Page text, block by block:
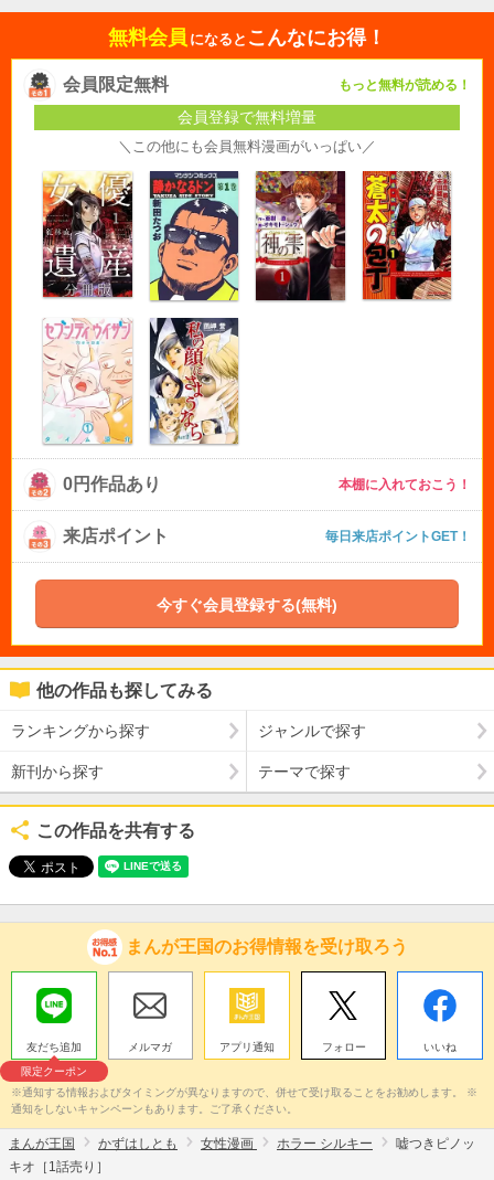
無料会員 になると こんなにお得！
会員限定無料 もっと無料が読める！
会員登録で無料増量
＼この他にも会員無料漫画がいっぱい／
0円作品あり 本棚に入れておこう！
来店ポイント 毎日来店ポイントGET！
今すぐ会員登録する(無料)
他の作品も探してみる
ランキングから探す ジャンルで探す
新刊から探す テーマで探す
この作品を共有する
まんが王国のお得情報を受け取ろう
友だち追加
限定クーポン
メルマガ アプリ通知 フォロー いいね
※通知する情報およびタイミングが異なりますので、併せて受け取ることをお勧めします。 ※
通知をしないキャンペーンもあります。ご了承ください。
まんが王国 かずはしとも 女性漫画 ホラー シルキー
嘘つきピノッ
キオ［1話売り］